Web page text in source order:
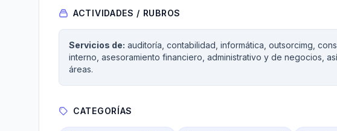
ACTIVIDADES / RUBROS
Servicios de: auditoría, contabilidad, informática, outsorcimg,
interno, asesoramiento financiero, administrativo y de negocios,
áreas.
CATEGORÍAS